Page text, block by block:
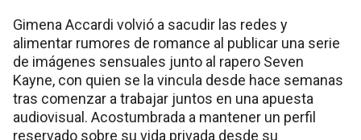
Gimena Accardi volvió a sacudir las redes y
alimentar rumores de romance al publicar una serie
de imágenes sensuales junto al rapero Seven
Kayne, con quien se la vincula desde hace semanas
tras comenzar a trabajar juntos en una apuesta
audiovisual. Acostumbrada a mantener un perfil
reservado sobre su vida privada desde su